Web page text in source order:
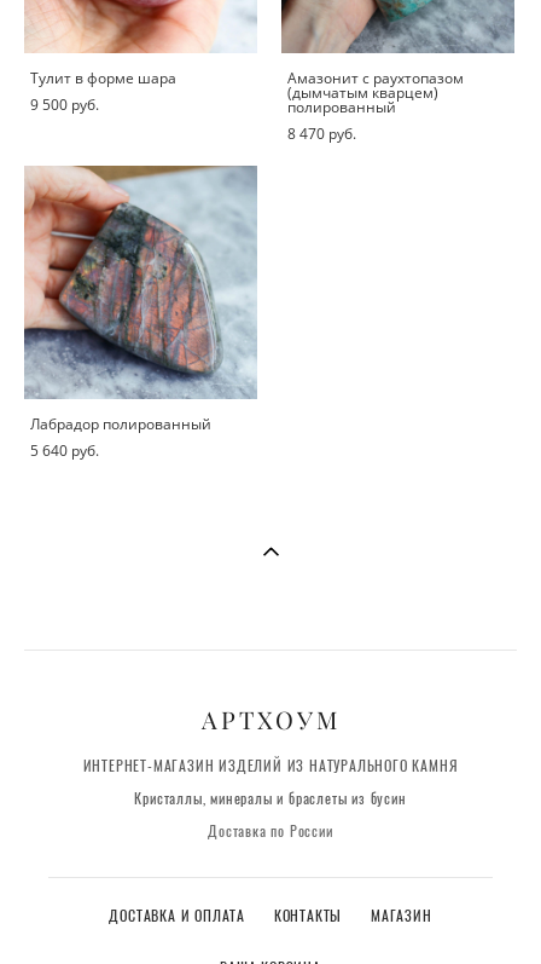
Тулит в форме шара
9 500 pуб.
Амазонит с раухтопазом
(дымчатым кварцем)
полированный
8 470 pуб.
Лабрадор полированный
5 640 pуб.
АРТХОУМ
ИНТЕРНЕТ-МАГАЗИН ИЗДЕЛИЙ ИЗ НАТУРАЛЬНОГО КАМНЯ
Кристаллы, минералы и браслеты из бусин
Доставка по России
ДОСТАВКА И ОПЛАТА КОНТАКТЫ МАГАЗИН